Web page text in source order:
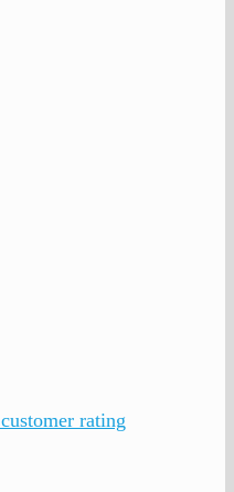
customer rating